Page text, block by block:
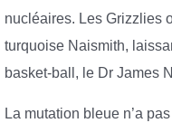
nucléaires. Les Grizzlies
turquoise Naismith,
basket-ball, le Dr James
La mutation bleue n’a